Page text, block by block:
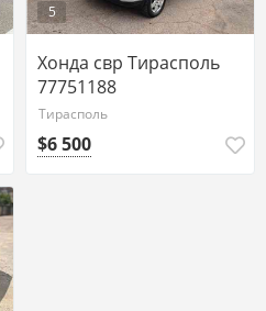
5
Хонда свр Тирасполь
77751188
Тирасполь
$6 500